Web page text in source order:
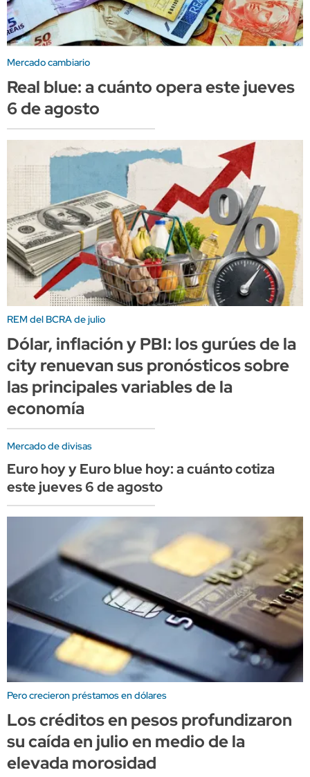
Mercado cambiario
Real blue: a cuánto opera este jueves
6 de agosto
REM del BCRA de julio
Dólar, inflación y PBI: los gurúes de la
city renuevan sus pronósticos sobre
las principales variables de la
economía
Mercado de divisas
Euro hoy y Euro blue hoy: a cuánto cotiza
este jueves 6 de agosto
Pero crecieron préstamos en dólares
Los créditos en pesos profundizaron
su caída en julio en medio de la
elevada morosidad